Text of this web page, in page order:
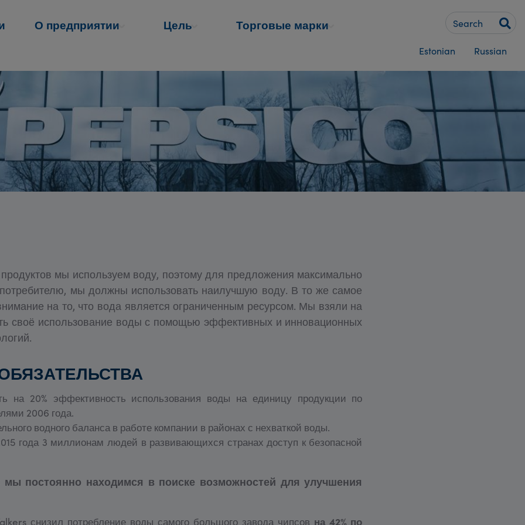
О предприятии Цель Торговые марки Keywords
Estonian Russian
мы используем воду, поэтому для предложения максимально
потребителю, мы должны использовать наилучшую воду. В то же самое
на то, что вода является ограниченным ресурсом. Мы взяли на
своё использование воды с помощью эффективных и инновационных
на 20% эффективность использования воды на единицу продукции по
2006 года.
водного баланса в работе компании в районах с нехваткой воды.
года 3 миллионам людей в развивающихся странах доступ к безопасной
постоянно находимся в поиске возможностей для улучшения
снизил потребление воды самого большого завода чипсов на 42% по